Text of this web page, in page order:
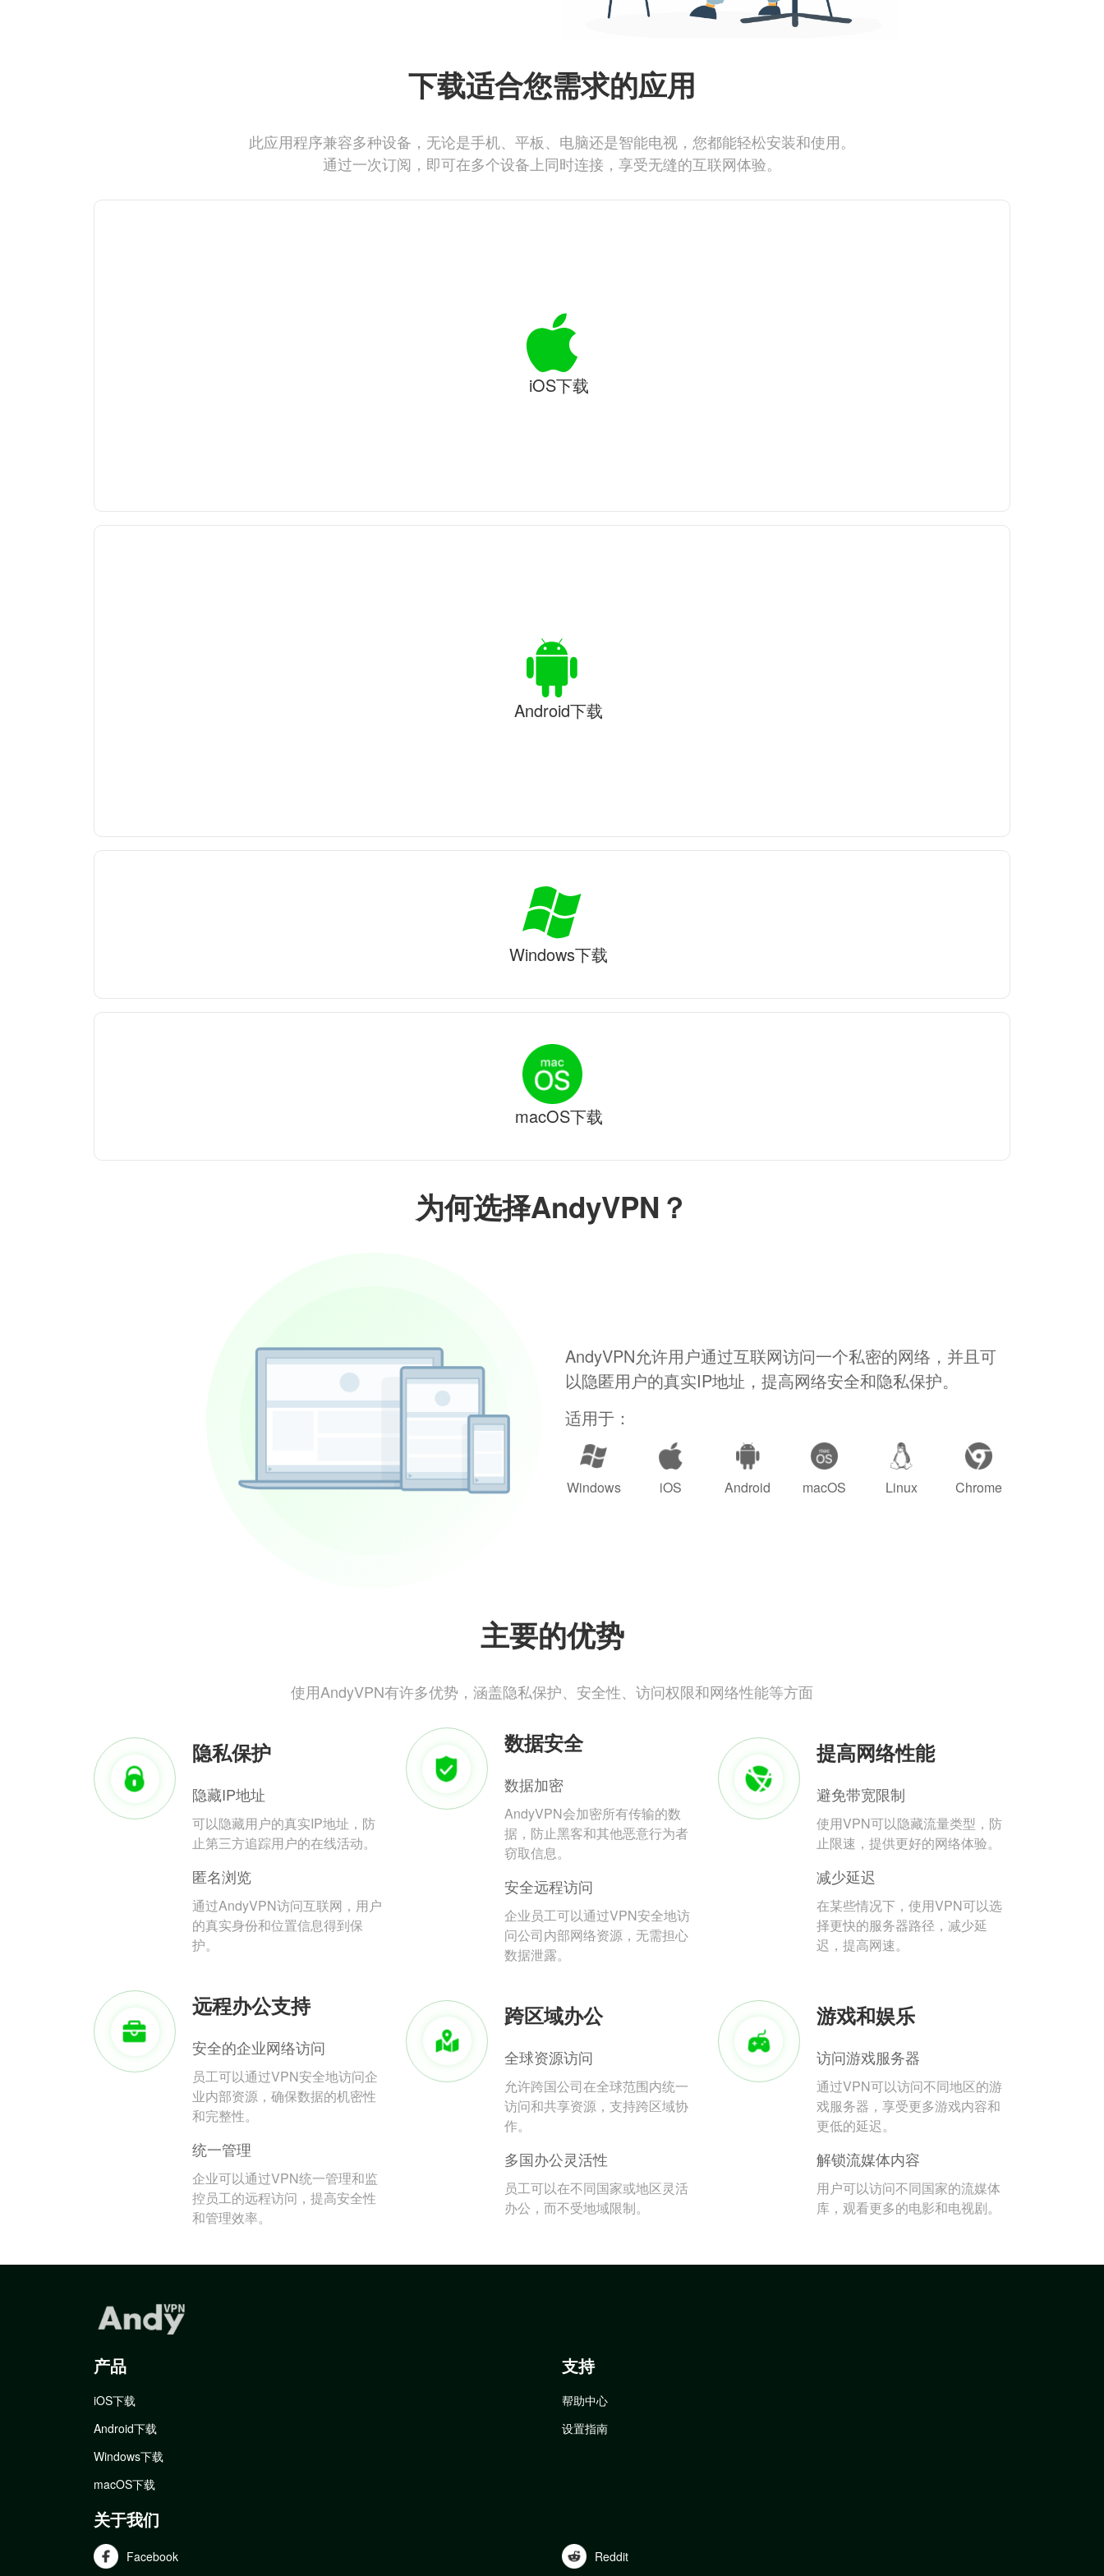
为何选择AndyVPN？
AndyVPN允许用户通过互联网访问一个私密的网络，并且可
以隐匿用户的真实IP地址，提高网络安全和隐私保护。
适用于：
Windows iOS Android macOS Linux Chrome
主要的优势
使用AndyVPN有许多优势，涵盖隐私保护、安全性、访问权限和网络性能等方面
隐私保护
隐藏IP地址
可以隐藏用户的真实IP地址，防
止第三方追踪用户的在线活动。
匿名浏览
通过AndyVPN访问互联网，用户
的真实身份和位置信息得到保
护。
数据安全
数据加密
AndyVPN会加密所有传输的数
据，防止黑客和其他恶意行为者
窃取信息。
安全远程访问
企业员工可以通过VPN安全地访
问公司内部网络资源，无需担心
数据泄露。
提高网络性能
避免带宽限制
使用VPN可以隐藏流量类型，防
止限速，提供更好的网络体验。
减少延迟
在某些情况下，使用VPN可以选
择更快的服务器路径，减少延
迟，提高网速。
远程办公支持
安全的企业网络访问
员工可以通过VPN安全地访问企
业内部资源，确保数据的机密性
和完整性。
统一管理
企业可以通过VPN统一管理和监
控员工的远程访问，提高安全性
和管理效率。
跨区域办公
全球资源访问
允许跨国公司在全球范围内统一
访问和共享资源，支持跨区域协
作。
多国办公灵活性
员工可以在不同国家或地区灵活
办公，而不受地域限制。
游戏和娱乐
访问游戏服务器
通过VPN可以访问不同地区的游
戏服务器，享受更多游戏内容和
更低的延迟。
解锁流媒体内容
用户可以访问不同国家的流媒体
库，观看更多的电影和电视剧。
下载适合您需求的应用
此应用程序兼容多种设备，无论是手机、平板、电脑还是智能电视，您都能轻松安装和使用。
通过一次订阅，即可在多个设备上同时连接，享受无缝的互联网体验。
iOS下载
Android下载
Windows下载
macOS下载
产品
iOS下载
Android下载
Windows下载
macOS下载
支持
帮助中心
设置指南
关于我们
Facebook Reddit